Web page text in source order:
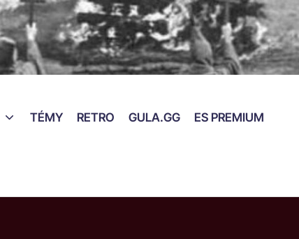
TÉMY RETRO GULA.GG ES PREMIUM